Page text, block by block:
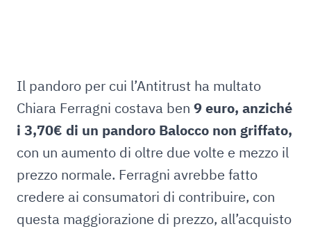
Il pandoro per cui l’Antitrust ha multato
Chiara Ferragni costava ben 9 euro, anziché
i 3,70€ di un pandoro Balocco non griffato,
con un aumento di oltre due volte e mezzo il
prezzo normale. Ferragni avrebbe fatto
credere ai consumatori di contribuire, con
questa maggiorazione di prezzo, all’acquisto